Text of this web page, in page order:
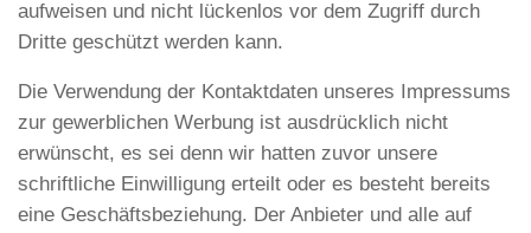
aufweisen und nicht lückenlos vor dem Zugriff durch
Dritte geschützt werden kann.
Die Verwendung der Kontaktdaten unseres Impressums
zur gewerblichen Werbung ist ausdrücklich nicht
erwünscht, es sei denn wir hatten zuvor unsere
schriftliche Einwilligung erteilt oder es besteht bereits
eine Geschäftsbeziehung. Der Anbieter und alle auf